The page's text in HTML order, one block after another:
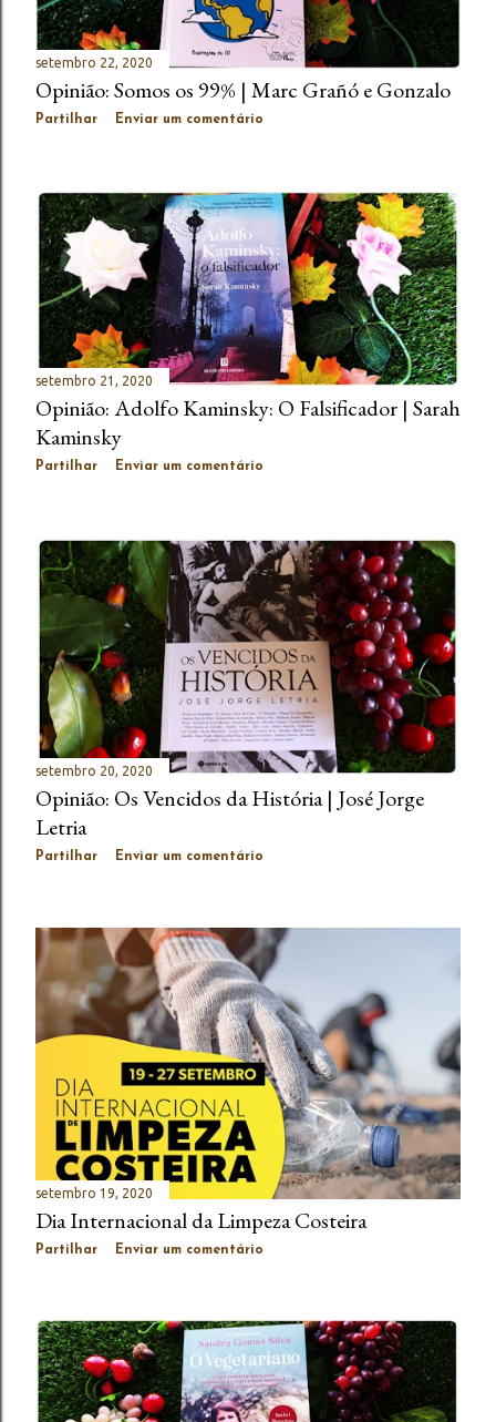
setembro 22, 2020
Opinião: Somos os 99% | Marc Grañó e Gonzalo
Partilhar Enviar um comentário
setembro 21, 2020
Opinião: Adolfo Kaminsky: O Falsificador | Sarah
Kaminsky
Partilhar Enviar um comentário
setembro 20, 2020
Opinião: Os Vencidos da História | José Jorge
Letria
Partilhar Enviar um comentário
setembro 19, 2020
Dia Internacional da Limpeza Costeira
Partilhar Enviar um comentário